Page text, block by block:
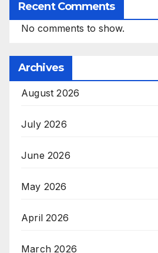
Recent Comments
No comments to show.
Archives
August 2026
July 2026
June 2026
May 2026
April 2026
March 2026